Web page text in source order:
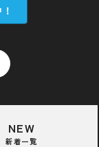
NEW
新着一覧